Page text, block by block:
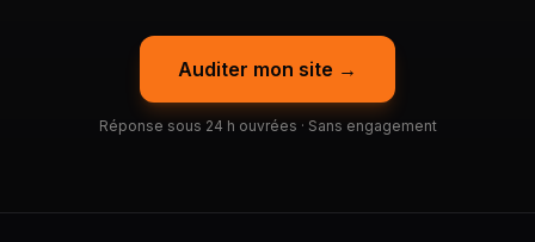
Auditer mon site →
Réponse sous 24 h ouvrées · Sans engagement